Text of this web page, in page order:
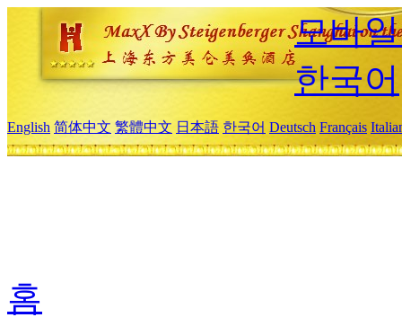
모바
한국어
English 简体中文 繁體中文 日本語 한국어 Deutsch Français
홈